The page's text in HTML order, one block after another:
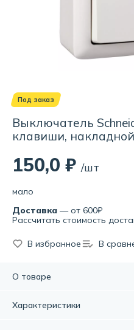
Под заказ
Выключатель
клавиши,
150,0 ₽ /шт
мало
Доставка — от 600₽
Рассчитать стоимость
В избранное В
О товаре
прибор, служащий для
Характеристики